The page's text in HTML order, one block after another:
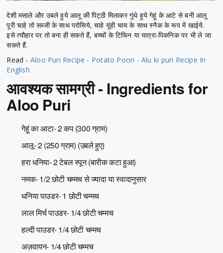
देशी मसाले और उबले हुये आलू की पिट्ठी मिलाकर गुंथे हुये गेहूं के आटे से बनी आलू
पूरी चाहे तो सब्जी के साथ परोसिये, चाहे यूंही चाय के साथ स्नैक के रूप में खाईये.
इसे त्यौहार पर तो बना ही सकते हैं, बच्चों के टिफिन या यात्रा-पिकनिक पर भी ले जा
सकते हैं.
Read - Aloo Puri Recipe - Potato Poori - Alu ki puri Recipe In
English
आवश्यक सामग्री - Ingredients for
Aloo Puri
गेहूं का आटा- 2 कप (300 ग्राम)
आलू- 2 (250 ग्राम) (उबले हुए)
हरा धनिया- 2 टेबल स्पून (बारीक कटा हुआ)
नमक- 1/2 छोटी चम्मच से ज्यादा या स्वादानुसार
धनिया पाउडर- 1 छोटी चम्मच
लाल मिर्च पाउडर- 1/4 छोटी चम्मच
हल्दी पाउडर- 1/4 छोटी चम्मच
अज़वायन- 1/4 छोटी चम्मच